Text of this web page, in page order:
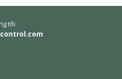
tôi